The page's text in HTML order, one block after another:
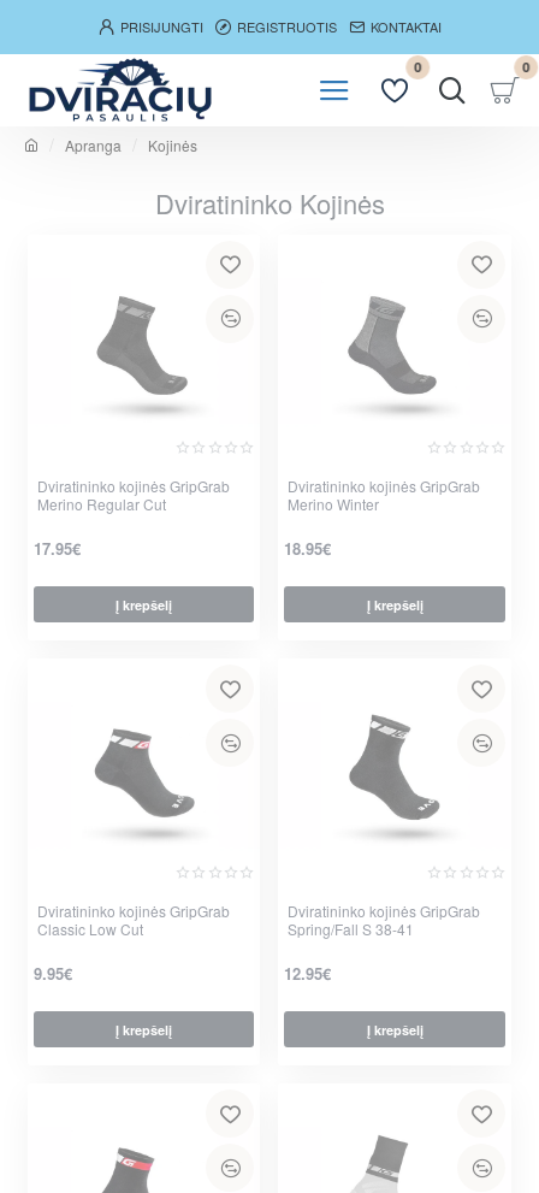
PRISIJUNGTI REGISTRUOTIS KONTAKTAI
0 0
Apranga Kojinės
Dviratininko Kojinės
Dviratininko kojinės GripGrab
Merino Regular Cut
17.95€
Į krepšelį
Dviratininko kojinės GripGrab
Merino Winter
18.95€
Į krepšelį
Dviratininko kojinės GripGrab
Classic Low Cut
9.95€
Į krepšelį
Dviratininko kojinės GripGrab
Spring/Fall S 38-41
12.95€
Į krepšelį